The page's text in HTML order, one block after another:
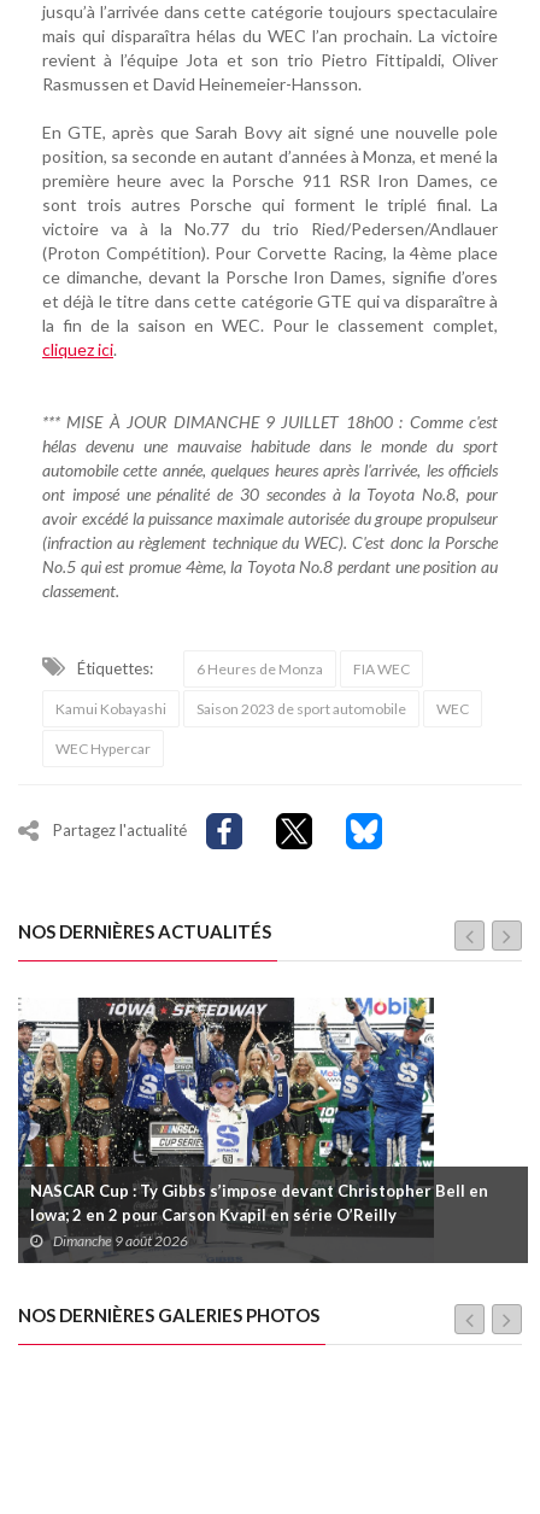
jusqu’à l’arrivée dans cette catégorie toujours spectaculaire
mais qui disparaîtra hélas du WEC l’an prochain. La victoire
revient à l’équipe Jota et son trio Pietro Fittipaldi, Oliver
Rasmussen et David Heinemeier-Hansson.
En GTE, après que Sarah Bovy ait signé une nouvelle pole
position, sa seconde en autant d’années à Monza, et mené la
première heure avec la Porsche 911 RSR Iron Dames, ce
sont trois autres Porsche qui forment le triplé final. La
victoire va à la No.77 du trio Ried/Pedersen/Andlauer
(Proton Compétition). Pour Corvette Racing, la 4ème place
ce dimanche, devant la Porsche Iron Dames, signifie d’ores
et déjà le titre dans cette catégorie GTE qui va disparaître à
la fin de la saison en WEC. Pour le classement complet,
cliquez ici.
*** MISE À JOUR DIMANCHE 9 JUILLET 18h00 : Comme c'est
hélas devenu une mauvaise habitude dans le monde du sport
automobile cette année, quelques heures après l'arrivée, les officiels
ont imposé une pénalité de 30 secondes à la Toyota No.8, pour
avoir excédé la puissance maximale autorisée du groupe propulseur
(infraction au règlement technique du WEC). C'est donc la Porsche
No.5 qui est promue 4ème, la Toyota No.8 perdant une position au
classement.
Étiquettes: 6 Heures de Monza FIA WEC
Kamui Kobayashi Saison 2023 de sport automobile WEC
WEC Hypercar
Partagez l'actualité
NOS DERNIÈRES ACTUALITÉS
NASCAR Cup : Ty Gibbs s’impose devant Christopher Bell en
Iowa; 2 en 2 pour Carson Kvapil en série O’Reilly
Dimanche 9 août 2026
NOS DERNIÈRES GALERIES PHOTOS